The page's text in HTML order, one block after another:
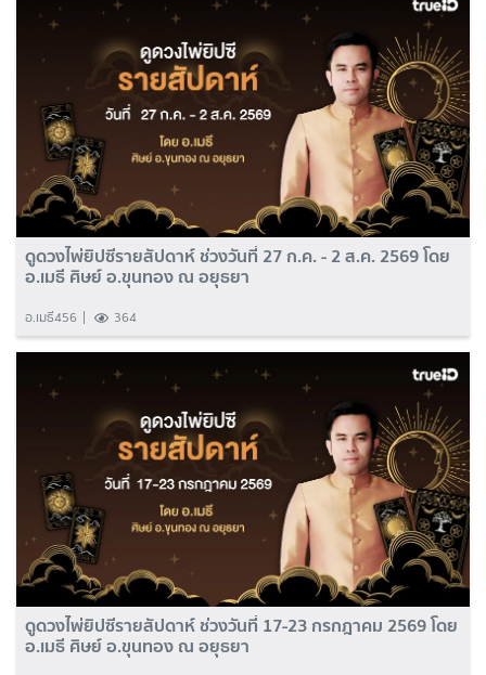
ดูดวงไพ่ยิปซีรายสัปดาห์ ช่วงวันที่ 27 ก.ค. - 2 ส.ค. 2569 โดย
อ.เมธี ศิษย์ อ.ขุนทอง ณ อยุธยา
อ.เมธี456 364
ดูดวงไพ่ยิปซีรายสัปดาห์ ช่วงวันที่ 17-23 กรกฎาคม 2569 โดย
อ.เมธี ศิษย์ อ.ขุนทอง ณ อยุธยา